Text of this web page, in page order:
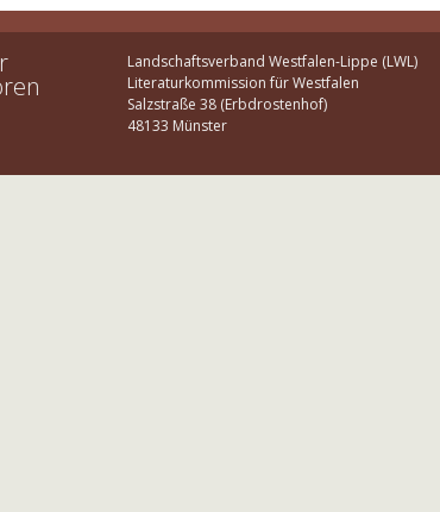
Landschaftsverband Westfalen-Lippe (LWL)
Literaturkommission für Westfalen
Salzstraße 38 (Erbdrostenhof)
48133 Münster